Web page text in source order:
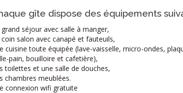
gîte dispose des équipements
séjour avec salle à manger,
salon avec canapé et fauteuils,
cuisine toute équipée (lave-vaisselle, micro-ondes,
pain, bouilloire et cafetière),
toilettes et une salle de douches,
chambres meublées.
connexion wifi gratuite